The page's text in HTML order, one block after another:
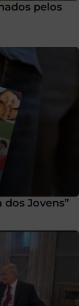
pelos
Jovens”